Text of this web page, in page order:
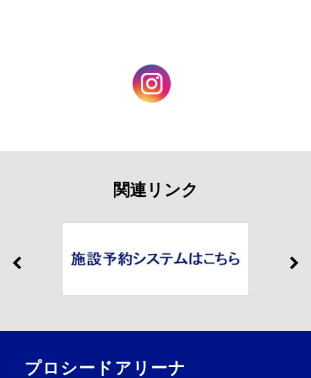
関連リンク
プロシードアリーナ